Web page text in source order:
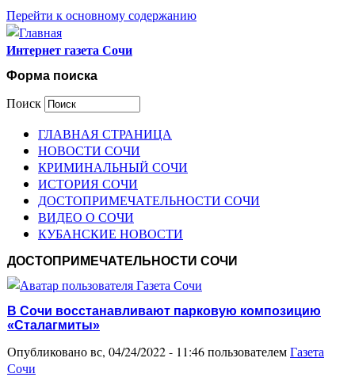
Перейти к основному содержанию
Интернет газета Сочи
Форма поиска
Поиск
ГЛАВНАЯ СТРАНИЦА
НОВОСТИ СОЧИ
КРИМИНАЛЬНЫЙ СОЧИ
ИСТОРИЯ СОЧИ
ДОСТОПРИМЕЧАТЕЛЬНОСТИ СОЧИ
ВИДЕО О СОЧИ
КУБАНСКИЕ НОВОСТИ
ДОСТОПРИМЕЧАТЕЛЬНОСТИ СОЧИ
В Сочи восстанавливают парковую композицию
«Сталагмиты»
Опубликовано вс, 04/24/2022 - 11:46 пользователемГазета
Сочи